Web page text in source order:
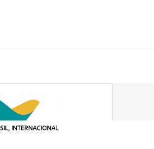
, INTERNACIONAL